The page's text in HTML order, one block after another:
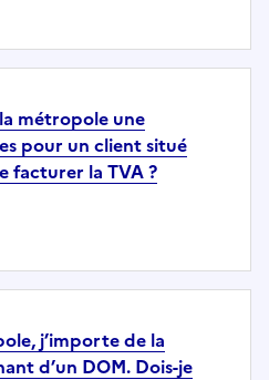
métropole une
pour un client situé
facturer la TVA ?
j’importe de la
d’un DOM. Dois-je